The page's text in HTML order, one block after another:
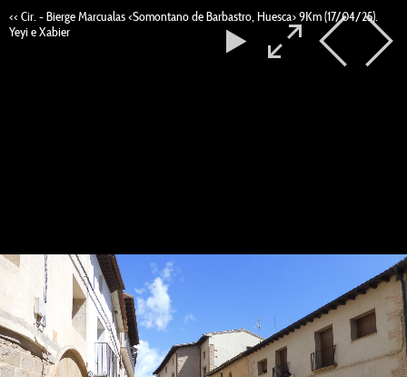
<< Cir. - Bierge Marcualas <Somontano de Barbastro, Huesca> 9Km (17/04/25).
Yeyi e Xabier